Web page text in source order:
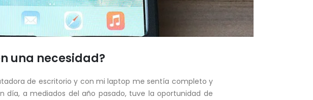
una necesidad?
de escritorio y con mi laptop me sentía completo y
día, a mediados del año pasado, tuve la oportunidad de